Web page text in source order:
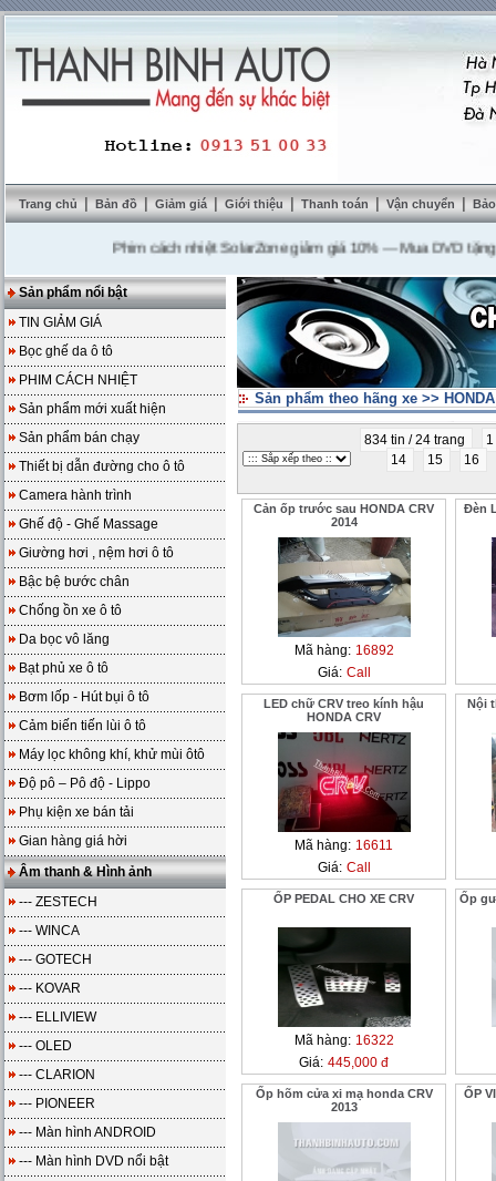
Trang chủ | Bản đồ | Giảm giá | Giới thiệu | Thanh toán | Vận chuyển |
Phim cách nhiệt SolarZone giảm giá 10%---Mua DVD tặng
Sản phẩm nổi bật
TIN GIẢM GIÁ
Bọc ghế da ô tô
PHIM CÁCH NHIỆT
Sản phẩm mới xuất hiện
Sản phẩm bán chạy
Thiết bị dẫn đường cho ô tô
Camera hành trình
Ghế độ - Ghế Massage
Giường hơi , nệm hơi ô tô
Bậc bệ bước chân
Chống ồn xe ô tô
Da bọc vô lăng
Bạt phủ xe ô tô
Bơm lốp - Hút bụi ô tô
Cảm biến tiến lùi ô tô
Máy lọc không khí, khử mùi ôtô
Độ pô – Pô độ - Lippo
Phụ kiện xe bán tải
Gian hàng giá hời
Âm thanh & Hình ảnh
--- ZESTECH
--- WINCA
--- GOTECH
--- KOVAR
--- ELLIVIEW
--- OLED
--- CLARION
--- PIONEER
--- Màn hình ANDROID
--- Màn hình DVD nổi bật
Sản phẩm theo hãng xe >>
834 tin / 24 trang
1
14
15 16
Cản ốp trước sau HONDA CRV
2014
Mã hàng: 16892
Giá: Call
Đèn
LED chữ CRV treo kính hậu
HONDA CRV
Mã hàng: 16611
Giá: Call
Nội
ỐP PEDAL CHO XE CRV
Mã hàng: 16322
Giá: 445,000 đ
Ốp
Ốp hõm cửa xi mạ honda CRV
2013
ỐP